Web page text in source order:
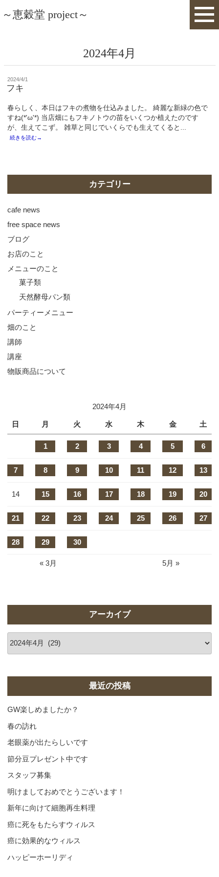
～恵穀堂 project～
2024年4月
投
稿
日:
2024/4/1
フキ
春らしく、本日はフキの煮物を仕込みました。 綺麗な新緑の色で
すね(*'ω'*) 当店畑にもフキノトウの苗をいくつか植えたのです
が、生えてこず。 雑草と同じでいくらでも生えてくると...
続きを読む→
カテゴリー
cafe news
free space news
ブログ
お店のこと
メニューのこと
菓子類
天然酵母パン類
パーティーメニュー
畑のこと
講師
講座
物販商品について
2024年4月
日 月 火 水 木 金 土
1 2 3 4 5 6
7 8 9 10 11 12 13
14 15 16 17 18 19 20
21 22 23 24 25 26 27
28 29 30
« 3月 5月 »
アーカイブ
最近の投稿
GW楽しめましたか？
春の訪れ
老眼薬が出たらしいです
節分豆プレゼント中です
スタッフ募集
明けましておめでとうございます！
新年に向けて細胞再生料理
癌に死をもたらすウィルス
癌に効果的なウィルス
ハッピーホーリディ